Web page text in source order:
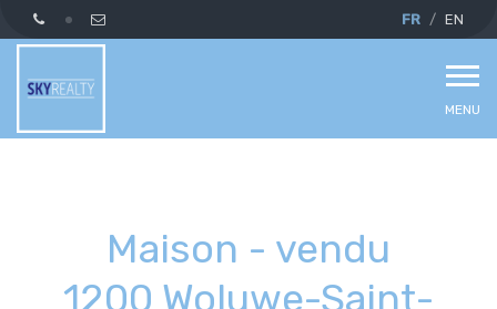
FR EN
MENU
Maison - vendu
1200 Woluwe-Saint-